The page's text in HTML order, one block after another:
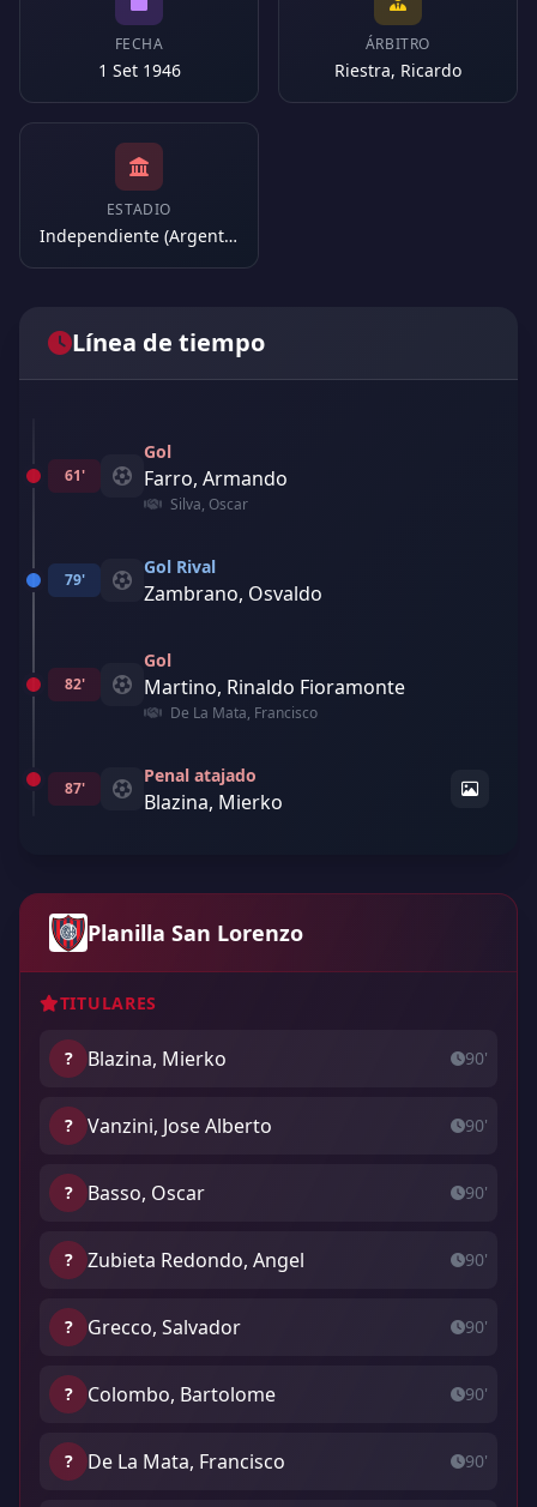
FECHA
1 Set 1946
ÁRBITRO
Riestra, Ricardo
ESTADIO
Independiente (Argentina)
Línea de tiempo
61'
Gol
Farro, Armando
Silva, Oscar
79'
Gol Rival
Zambrano, Osvaldo
82'
Gol
Martino, Rinaldo Fioramonte
De La Mata, Francisco
87'
Penal atajado
Blazina, Mierko
Planilla San Lorenzo
TITULARES
? Blazina, Mierko 90'
? Vanzini, Jose Alberto 90'
? Basso, Oscar 90'
? Zubieta Redondo, Angel 90'
? Grecco, Salvador 90'
? Colombo, Bartolome 90'
? De La Mata, Francisco 90'